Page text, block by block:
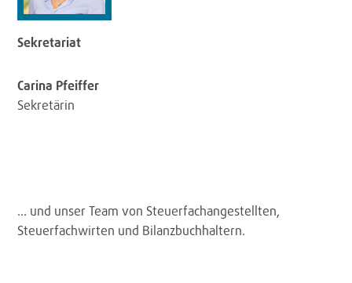
Sekretariat
Carina Pfeiffer
Sekretärin
… und unser Team von Steuerfachangestellten,
Steuerfachwirten und Bilanzbuchhaltern.